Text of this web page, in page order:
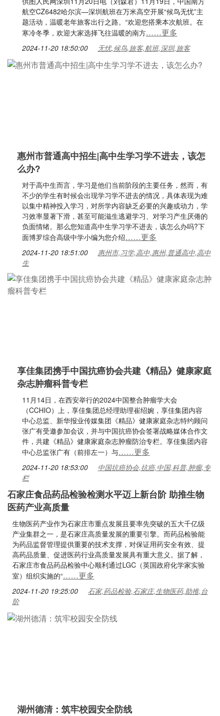
航空CZ6482哈尔滨—深圳航班在万米高空开展“候鸟无忧”主
题活动，温暖老年旅客出行之路。“欢迎您搭乘本次航班。在
寒冷冬季，欢迎大家选择飞往温暖的南方……更多
2024-11-20 18:50:00 无忧,候鸟,旅客,航班,深圳,旅客
惠州市普通高中招生|高中生学习学不进去，该怎
么办?
对于高中生而言，学习是他们当前阶段的主要任务，然而，有
不少的学生有时候会出现学习学不进去的情况，具体表现为难
以集中精神投入学习，对所学内容缺乏必要的兴趣或动力，学
习效率显著下滑，甚至可能滋生逃避学习、对学习产生厌倦的
负面情绪。那么您知道高中生学习学不进去，该怎么办吗?下
面博罗综合高级中学小编为您介绍……更多
2024-11-20 18:51:00
惠州市,习学,高中,惠州,普通高中,高中
生
享佳集团携手中国抗癌协会共建《精品》健康家庭
杂志肿瘤科普专栏
11月14日，在西安举行的2024中国整合肿瘤学大会
（CCHIO）上，享佳集团总经理助理崔绍婉，享佳集团内容
中心总监、新华报业传媒集团《精品》健康家庭杂志特约顾问
张广有受邀参加会议，并与中国抗癌协会签署战略媒体合作文
件，共建《精品》健康家庭杂志肿瘤防治专栏。享佳集团内容
中心总监张广有（前排左一）与……更多
2024-11-20 18:53:00
中国抗癌协会,抗癌,中国,科普,肿瘤,专
栏
石家庄食品药品检验检测水平迈上新台阶 助推生物
医药产业高质量
生物医药产业作为石家庄市重点发展且要率先突破的五大千亿级
产业集群之一，是石家庄高质量发展的重要引擎。而药品检验能
为药品监督管理提供重要的技术支撑，对保证用药安全有效、提
高药品质量、促进医药行业高质量发展具有重大意义。据了解，
石家庄市食品药品检验中心顺利通过LGC（英国政府化学家实验
室）组织实施的“……更多
2024-11-20 19:25:00
石家,药品检验,石家庄,生物医药,助推,台
阶
湖州德清：筑牢校园安全防线